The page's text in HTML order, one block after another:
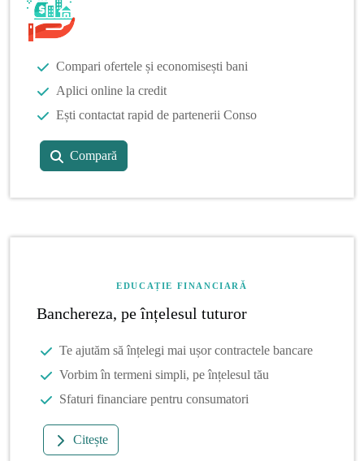
Compari ofertele și economisești bani
Aplici online la credit
Ești contactat rapid de partenerii Conso
Compară
EDUCAȚIE FINANCIARĂ
Banchereza, pe înțelesul tuturor
Te ajutăm să înțelegi mai ușor contractele bancare
Vorbim în termeni simpli, pe înțelesul tău
Sfaturi financiare pentru consumatori
Citește